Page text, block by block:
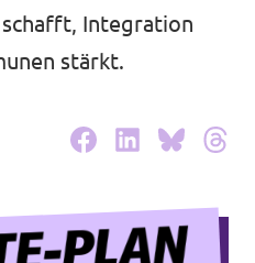
Integration
stärkt.